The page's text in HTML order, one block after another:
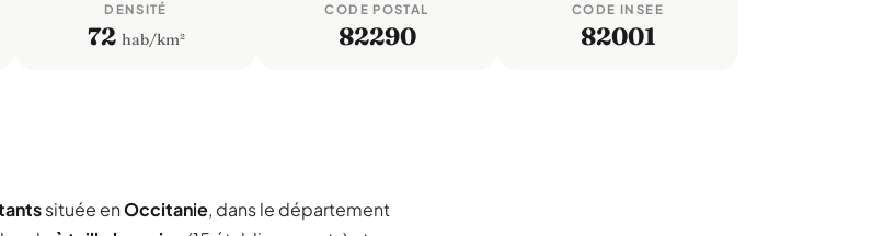
DENSITÉ
72 hab/km²
CODE POSTAL
82290
CODE INSEE
82001
située enOccitanie, dans le département